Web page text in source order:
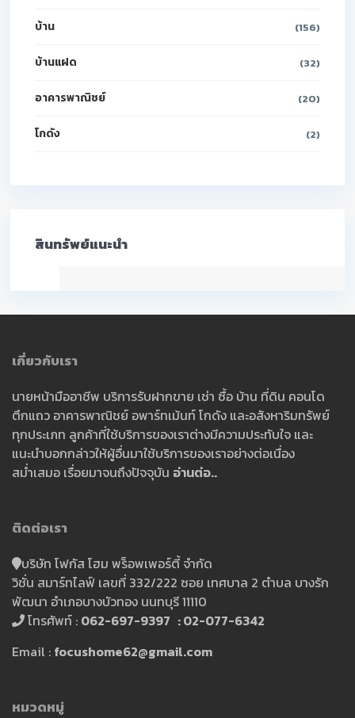
บ้าน (156)
บ้านแฝด (32)
อาคารพาณิชย์ (20)
โกดัง (2)
สินทรัพย์แนะนำ
เกี่ยวกับเรา
นายหน้ามืออาชีพ บริการรับฝากขาย เช่า ซื้อ บ้าน ที่ดิน คอนโด
ตึกแถว อาคารพาณิชย์ อพาร์ทเม้นท์ โกดัง และอสังหาริมทรัพย์
ทุกประเภท ลูกค้าที่ใช้บริการของเราต่างมีความประทับใจ และ
แนะนำบอกกล่าวให้ผู้อื่นมาใช้บริการของเราอย่างต่อเนื่อง
สม่ำเสมอ เรื่อยมาจนถึงปัจจุบัน อ่านต่อ..
ติดต่อเรา
บริษัท โฟกัส โฮม พร็อพเพอร์ตี้ จำกัด
วิชั่น สมาร์ทไลฟ์ เลขที่ 332/222 ซอย เทศบาล 2 ตำบล บางรัก
พัฒนา อำเภอบางบัวทอง นนทบุรี 11110
โทรศัพท์ : 062-697-9397 : 02-077-6342
Email : focushome62@gmail.com
หมวดหมู่